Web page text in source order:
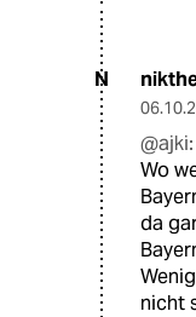
N
@ajki:
Wo
da
nicht